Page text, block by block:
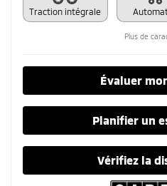
Traction intégrale
Plus de
Évaluer
Planifier un
Vérifiez la